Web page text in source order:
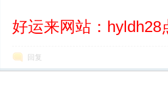
好运来网站：hyldh28
回复